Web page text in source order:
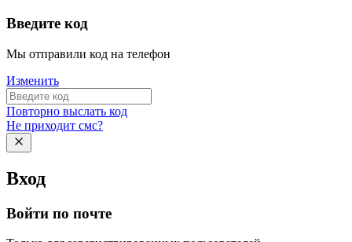
Введите код
Мы отправили код на телефон
Изменить
Повторно выслать код
Не приходит смс?
Вход
Войти по почте